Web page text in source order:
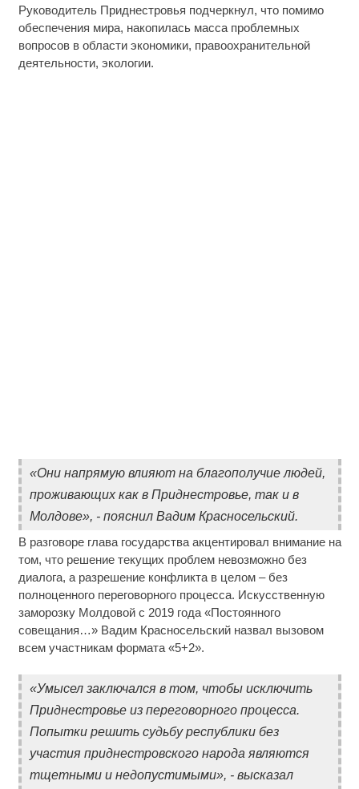
Руководитель Приднестровья подчеркнул, что помимо
обеспечения мира, накопилась масса проблемных
вопросов в области экономики, правоохранительной
деятельности, экологии.
«Они напрямую влияют на благополучие людей,
проживающих как в Приднестровье, так и в
Молдове», - пояснил Вадим Красносельский.
В разговоре глава государства акцентировал внимание на
том, что решение текущих проблем невозможно без
диалога, а разрешение конфликта в целом – без
полноценного переговорного процесса. Искусственную
заморозку Молдовой с 2019 года «Постоянного
совещания…» Вадим Красносельский назвал вызовом
всем участникам формата «5+2».
«Умысел заключался в том, чтобы исключить
Приднестровье из переговорного процесса.
Попытки решить судьбу республики без
участия приднестровского народа являются
тщетными и недопустимыми», - высказал